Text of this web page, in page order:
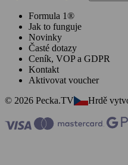
Formula 1®
Jak to funguje
Novinky
Časté dotazy
Ceník, VOP a GDPR
Kontakt
Aktivovat voucher
© 2026 Pecka.TV
Hrdě